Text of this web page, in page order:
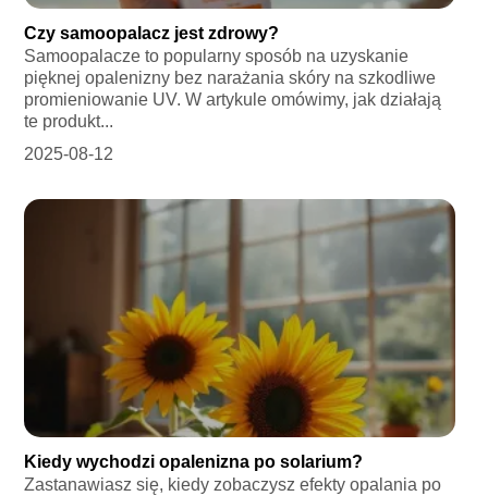
Czy samoopalacz jest zdrowy?
Samoopalacze to popularny sposób na uzyskanie
pięknej opalenizny bez narażania skóry na szkodliwe
promieniowanie UV. W artykule omówimy, jak działają
te produkt...
2025-08-12
Kiedy wychodzi opalenizna po solarium?
Zastanawiasz się, kiedy zobaczysz efekty opalania po